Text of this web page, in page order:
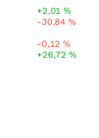
+2,01%
-30,84%
-0,12%
+26,72%